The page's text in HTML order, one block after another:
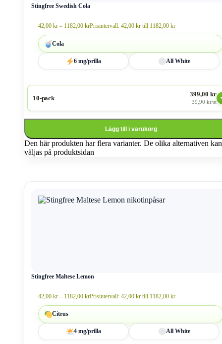
Stingfree Swedish Cola
42,00 kr – 1182,00 krPrisintervall: 42,00 kr till 1182,00 kr
Cola
6 mg/prilla All White
10-pack 399,00 kr
39,90 kr/st
Lägg till i varukorg
Den här produkten har flera varianter. De olika alternativen kan
väljas på produktsidan
Stingfree Maltese Lemon
42,00 kr – 1182,00 krPrisintervall: 42,00 kr till 1182,00 kr
Citrus
4 mg/prilla All White